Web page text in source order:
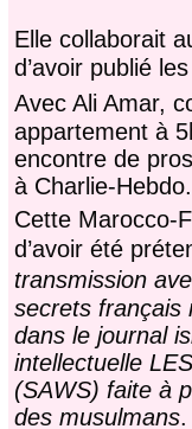
Elle collaborait
d’avoir publié
Avec Ali Amar,
appartement à
encontre de
à Charlie-Hebdo.
Cette Marocco-
d’avoir été
transmission
secrets français
dans le journal
intellectuelle
(SAWS) faite à
des musulmans.